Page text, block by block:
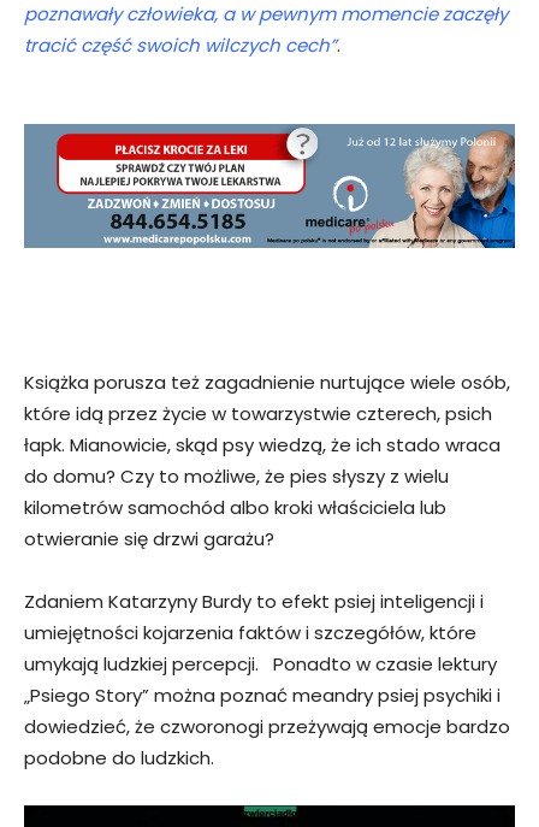
poznawały człowieka, a w pewnym momencie zaczęły
tracić część swoich wilczych cech”.
Książka porusza też zagadnienie nurtujące wiele osób,
które idą przez życie w towarzystwie czterech, psich
łapk. Mianowicie, skąd psy wiedzą, że ich stado wraca
do domu? Czy to możliwe, że pies słyszy z wielu
kilometrów samochód albo kroki właściciela lub
otwieranie się drzwi garażu?
Zdaniem Katarzyny Burdy to efekt psiej inteligencji i
umiejętności kojarzenia faktów i szczegółów, które
umykają ludzkiej percepcji. Ponadto w czasie lektury
„Psiego Story” można poznać meandry psiej psychiki i
dowiedzieć, że czworonogi przeżywają emocje bardzo
podobne do ludzkich.